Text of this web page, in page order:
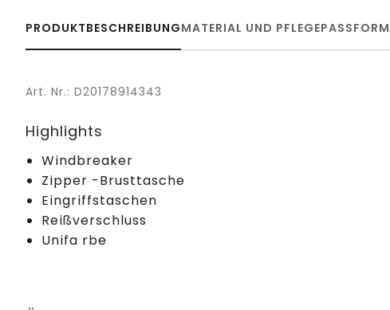
PRODUKTBESCHREIBUNGMATERIAL UND PFLEGEPASSFORM
Art. Nr.: D20178914343
Highlights
Windbreaker
Zipper -Brusttasche
Eingriffstaschen
Reißverschluss
Unifa rbe